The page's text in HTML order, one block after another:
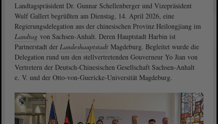
Landtagspräsident Dr. Gunnar Schellenberger und Vizepräsident
Wulf Gallert begrüßten am Dienstag, 14. April 2026, eine
Regierungsdelegation aus der chinesischen Provinz Heilongjiang im
Landtag von Sachsen-Anhalt. Deren Hauptstadt Harbin ist
Partnerstadt der Landeshauptstadt Magdeburg. Begleitet wurde die
Delegation rund um den stellvertretenden Gouverneur Yo Jian von
Vertretern der Deutsch-Chinesischen Gesellschaft Sachsen-Anhalt
e. V. und der Otto-von-Guericke-Universität Magdeburg.